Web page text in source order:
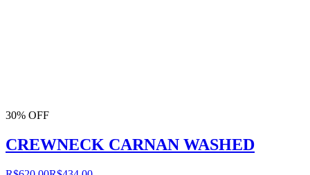
30% OFF
CREWNECK CARNAN WASHED